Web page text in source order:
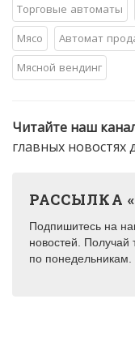
Торговые автоматы
Мясо
Автомат
Мясной вендинг
Читайте наш
главных новостях
РАССЫЛКА
Подпишитесь на
новостей. Получай
по понедельникам.